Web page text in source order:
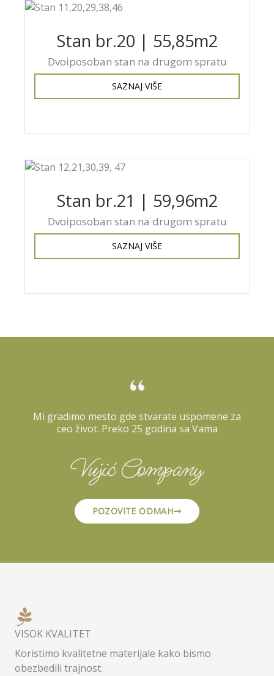
Stan br.20 | 55,85m2
Dvoiposoban stan na drugom spratu
SAZNAJ VIŠE
Stan br.21 | 59,96m2
Dvoiposoban stan na drugom spratu
SAZNAJ VIŠE
“
Mi gradimo mesto gde stvarate uspomene za
ceo život. Preko 25 godina sa Vama
Vujić Company
POZOVITE ODMAH
VISOK KVALITET
Koristimo kvalitetne materijale kako bismo
obezbedili trajnost.